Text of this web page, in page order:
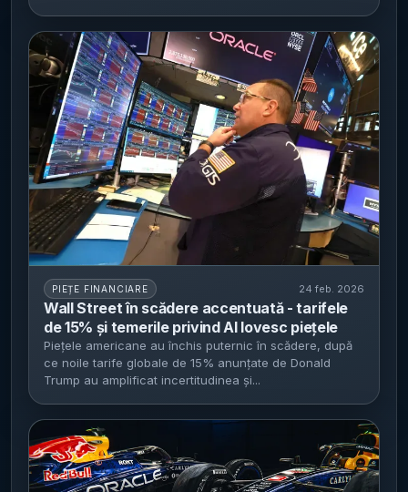
PIEȚE FINANCIARE 24 feb. 2026
Wall Street în scădere accentuată - tarifele
de 15% și temerile privind AI lovesc piețele
Piețele americane au închis puternic în scădere, după
ce noile tarife globale de 15% anunțate de Donald
Trump au amplificat incertitudinea și...